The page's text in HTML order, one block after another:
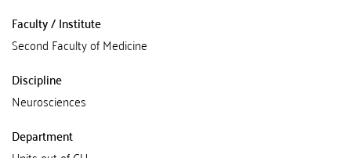
Faculty / Institute
Second Faculty of Medicine
Discipline
Neurosciences
Department